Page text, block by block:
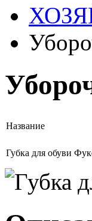
Название
Губка для обуви